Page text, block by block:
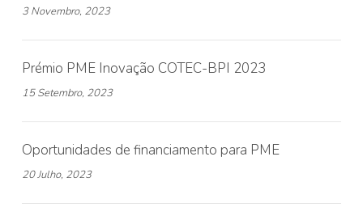
3 Novembro, 2023
Prémio PME Inovação COTEC-BPI 2023
15 Setembro, 2023
Oportunidades de financiamento para PME
20 Julho, 2023